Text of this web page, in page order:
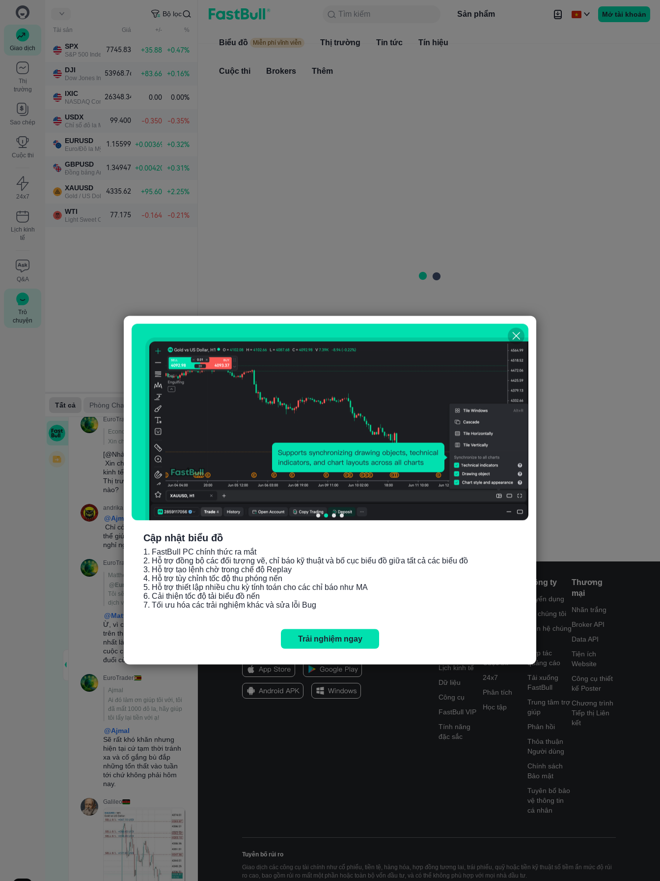
Giao dịch
Thị
trường
Sao chép
Cuộc thi
24x7
Lịch kinh
tế
Q&A
Trò
chuyện
Bộ lọc
Tài sản Giá +/- %
SPX
S&P 500 Index
7745.83 +35.88 +0.47%
DJI
Dow Jones Industrial Average
53968.76 +83.66 +0.16%
IXIC
NASDAQ Composite Index
26348.34 0.00 0.00%
USDX
Chỉ số đô la Mỹ
99.400 -0.350 -0.35%
EURUSD
Euro/Đô la Mỹ
1.15599 +0.00369 +0.32%
GBPUSD
Đồng bảng Anh/Đô la Mỹ
1.34947 +0.00420 +0.31%
XAUUSD
Gold / US Dollar
4335.62 +95.60 +2.25%
WTI
Light Sweet Crude Oil
77.175 -0.164 -0.21%
Tìm kiếm Sản phẩm
Biểu đồ Miễn phí vĩnh viễn Thị trường
Mở tài khoản
Tìm kiếm
Sản phẩm
Biểu đồ Miễn phí vĩnh viễn Thị trường Tin tức Tín hiệu
Cuộc thi Brokers Thêm
Copyright © 2026 FastBull Ltd
728 RM B 7/F GEE LOK IND BLDG NO 34 HUNG TO RD KWUN TONG
Lịch kinh tế
Dữ liệu
Công cụ
FastBull VIP
Tính năng
đặc sắc
Cuộc thi
24x7
Phân tích
Học tập
Công ty
Tuyển dụng
Về chúng tôi
Liên hệ chúng
Hợp tác
quảng cáo
Tải xuống
FastBull
Trung tâm trợ
giúp
Phản hồi
Thỏa thuận
Người dùng
Chính sách
Bảo mật
Tuyên bố bảo
vệ thông tin
cá nhân
Thương
mại
Nhãn trắng
Broker API
Data API
Tiện ích
Website
Công cụ thiết
kế Poster
Chương trình
Tiếp thị Liên
kết
Tuyên bố rủi ro
Giao dịch các công cụ tài chính như cổ phiếu, tiền tệ, hàng hóa, hợp đồng tương lai, trái phiếu, quỹ hoặc tiền kỹ thuật số tiềm ẩn mức độ rủi
ro cao, bao gồm rủi ro mất một phần hoặc toàn bộ vốn đầu tư, và có thể không phù hợp với mọi nhà đầu tư.
Cập nhật biểu đồ
1. FastBull PC chính thức ra mắt
2. Hỗ trợ đồng bộ các đối tượng vẽ, chỉ báo kỹ thuật và bố cục biểu đồ giữa tất cả các biểu đồ
3. Hỗ trợ tạo lệnh chờ trong chế độ Replay
4. Hỗ trợ tùy chỉnh tốc độ thu phóng nến
5. Hỗ trợ thiết lập nhiều chu kỳ tính toán cho các chỉ báo như MA
6. Cải thiện tốc độ tải biểu đồ nến
7. Tối ưu hóa các trải nghiệm khác và sửa lỗi Bug
Trải nghiệm ngay